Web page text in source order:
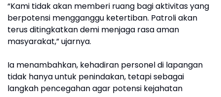
“Kami tidak akan memberi ruang bagi aktivitas yang
berpotensi mengganggu ketertiban. Patroli akan
terus ditingkatkan demi menjaga rasa aman
masyarakat,” ujarnya.
Ia menambahkan, kehadiran personel di lapangan
tidak hanya untuk penindakan, tetapi sebagai
langkah pencegahan agar potensi kejahatan